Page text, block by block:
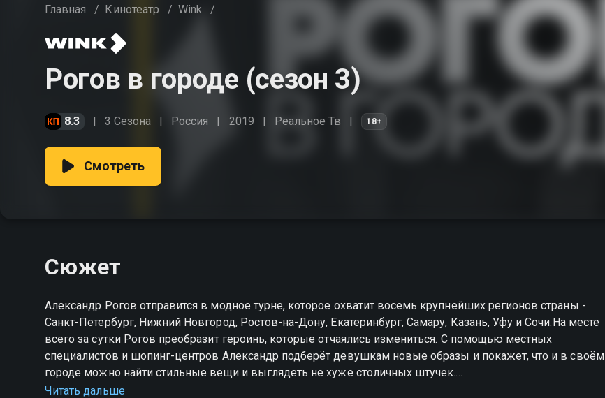
Главная / Кинотеатр / Wink /
Рогов в городе (сезон 3)
8.3 3 Сезона Россия 2019 Реальное Тв 18+
Смотреть
Сюжет
Александр Рогов отправится в модное турне, которое охватит восемь крупнейших регионов страны -
Санкт-Петербург, Нижний Новгород, Ростов-на-Дону, Екатеринбург, Самару, Казань, Уфу и Сочи.На месте
всего за сутки Рогов преобразит героинь, которые отчаялись измениться. С помощью местных
специалистов и шопинг-центров Александр подберёт девушкам новые образы и покажет, что и в своём
городе можно найти стильные вещи и выглядеть не хуже столичных штучек.
Читать дальше